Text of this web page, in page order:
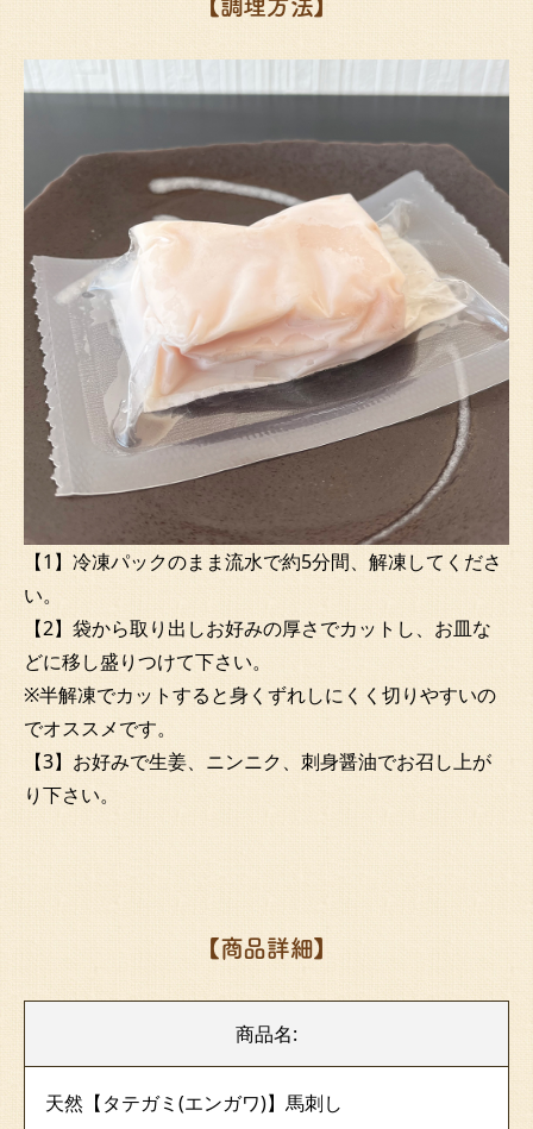
【調理方法】
【1】冷凍パックのまま流水で約5分間、解凍してくださ
い。
【2】袋から取り出しお好みの厚さでカットし、お皿な
どに移し盛りつけて下さい。
※半解凍でカットすると身くずれしにくく切りやすいの
でオススメです。
【3】お好みで生姜、ニンニク、刺身醤油でお召し上が
り下さい。
【商品詳細】
商品名:
天然【タテガミ(エンガワ)】馬刺し